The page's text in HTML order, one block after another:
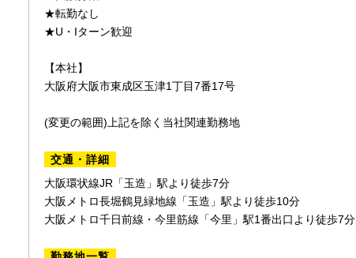
★転勤なし
★U・Iターン歓迎
【本社】
大阪府大阪市東成区玉津1丁目7番17号
(変更の範囲)上記を除く当社関連勤務地
交通・詳細
大阪環状線JR「玉造」駅より徒歩7分
大阪メトロ長堀鶴見緑地線「玉造」駅より徒歩10分
大阪メトロ千日前線・今里筋線「今里」駅1番出口より徒歩7分